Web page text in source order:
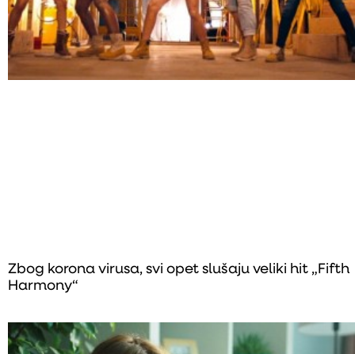
Zbog korona virusa, svi opet slušaju veliki hit „Fifth
Harmony“